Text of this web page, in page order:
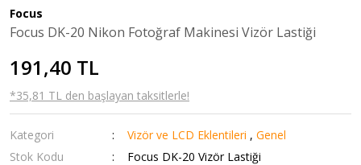
Focus
Focus DK-20 Nikon Fotoğraf Makinesi Vizör Lastiği
191,40 TL
*35,81 TL den başlayan taksitlerle!
Kategori Vizör ve LCD Eklentileri ,Genel
Stok Kodu
Focus DK-20 Vizör Lastiği